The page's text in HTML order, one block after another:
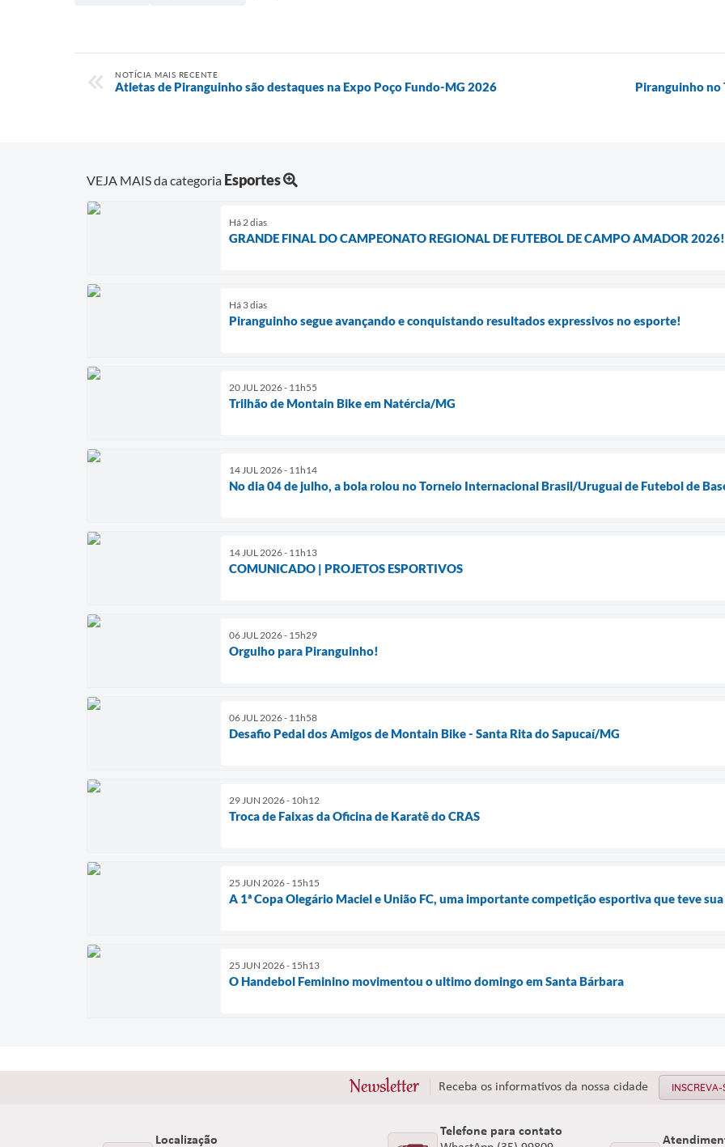
NOTÍCIA MAIS RECENTE
Atletas de Piranguinho são destaques na Expo Poço Fundo-MG 2026 Piranguinho no
VEJA MAIS da categoria Esportes
Há 2 dias
GRANDE FINAL DO CAMPEONATO REGIONAL DE FUTEBOL DE CAMPO AMADOR 2026!
Há 3 dias
Piranguinho segue avançando e conquistando resultados expressivos no esporte!
20 JUL 2026 - 11h55
Trilhão de Montain Bike em Natércia/MG
14 JUL 2026 - 11h14
No dia 04 de julho, a bola rolou no Torneio Internacional Brasil/Uruguai de Futebol de
14 JUL 2026 - 11h13
COMUNICADO | PROJETOS ESPORTIVOS
06 JUL 2026 - 15h29
Orgulho para Piranguinho!
06 JUL 2026 - 11h58
Desafio Pedal dos Amigos de Montain Bike - Santa Rita do Sapucaí/MG
29 JUN 2026 - 10h12
Troca de Faixas da Oficina de Karatê do CRAS
25 JUN 2026 - 15h15
A 1ª Copa Olegário Maciel e União FC, uma importante competição esportiva que teve
25 JUN 2026 - 15h13
O Handebol Feminino movimentou o ultimo domingo em Santa Bárbara
Newsletter Receba os informativos da nossa cidade INSCREVA-
Localização
Telefone para contato